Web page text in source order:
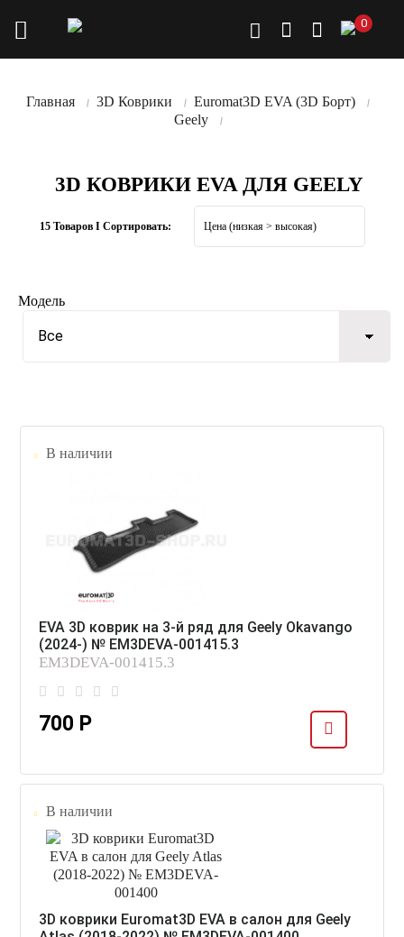
0
Главная 3D Коврики
Euromat3D EVA (3D Борт)
Geely
3D КОВРИКИ EVA ДЛЯ GEELY
15 Товаров I Сортировать:
Модель
Все
В наличии
EVA 3D коврик на 3-й ряд для Geely Okavango
(2024-) № EM3DEVA-001415.3
EM3DEVA-001415.3
700 Р
В наличии
3D коврики Euromat3D EVA в салон для Geely